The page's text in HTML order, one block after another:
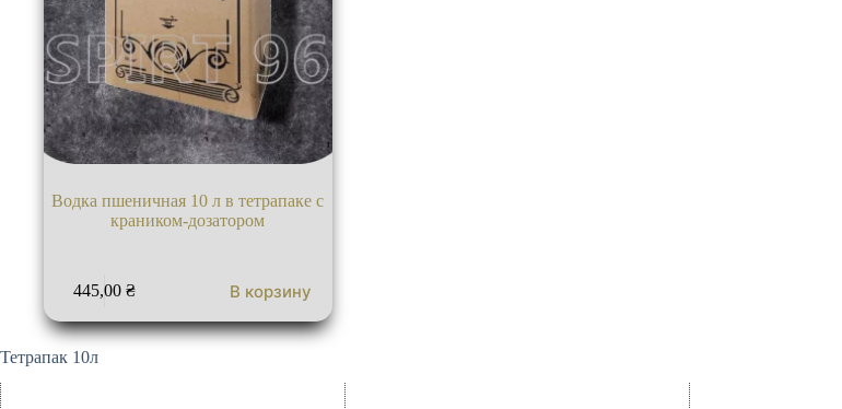
Водка пшеничная 10 л в тетрапаке с
краником-дозатором
445,00₴ В корзину
Тетрапак 10л